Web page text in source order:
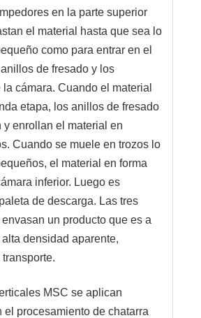
en la parte superior
el material hasta que sea lo
como para entrar en el
de fresado y los
cámara. Cuando el material
etapa, los anillos de fresado
y enrollan el material en
Cuando se muele en trozos lo
el material en forma
inferior. Luego es
de descarga. Las tres
un producto que es a
densidad aparente,
MSC se aplican
el procesamiento de chatarra